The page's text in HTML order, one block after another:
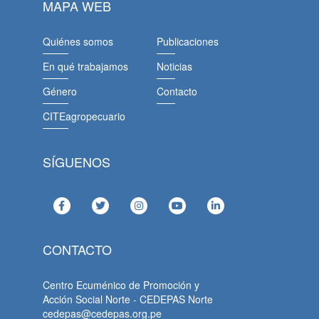
MAPA WEB
Quiénes somos
En qué trabajamos
Género
CITEagropecuario
Publicaciones
Noticias
Contacto
SÍGUENOS
CONTACTO
Centro Ecuménico de Promoción y
Acción Social Norte - CEDEPAS Norte
cedepas@cedepas.org.pe